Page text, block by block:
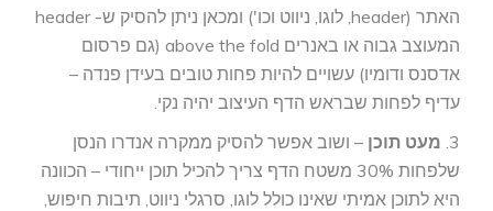
האתר (header, לוגו, ניווט וכו') ומכאן ניתן להסיק ש- header
המעוצב גבוה או באנרים above the fold (גם פרסום
אדסנס ודומיו) עשויים להיות פחות טובים בעידן פנדה –
עדיף לפחות שבראש הדף העיצוב יהיה נקי.
3. מעט תוכן – ושוב אפשר להסיק ממקרה אנדרו הנסן
שלפחות 30% משטח הדף צריך להכיל תוכן ייחודי – הכוונה
היא לתוכן אמיתי שאינו כולל לוגו, סרגלי ניווט, תיבות חיפוש,